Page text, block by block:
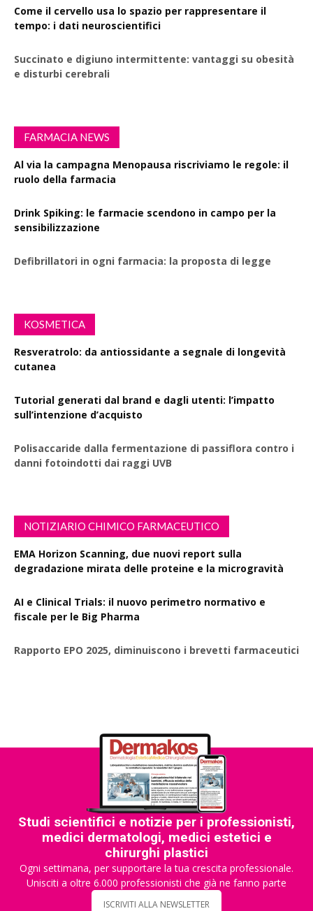
Come il cervello usa lo spazio per rappresentare il
tempo: i dati neuroscientifici
Succinato e digiuno intermittente: vantaggi su obesità
e disturbi cerebrali
FARMACIA NEWS
Al via la campagna Menopausa riscriviamo le regole: il
ruolo della farmacia
Drink Spiking: le farmacie scendono in campo per la
sensibilizzazione
Defibrillatori in ogni farmacia: la proposta di legge
KOSMETICA
Resveratrolo: da antiossidante a segnale di longevità
cutanea
Tutorial generati dal brand e dagli utenti: l’impatto
sull’intenzione d’acquisto
Polisaccaride dalla fermentazione di passiflora contro i
danni fotoindotti dai raggi UVB
NOTIZIARIO CHIMICO FARMACEUTICO
EMA Horizon Scanning, due nuovi report sulla
degradazione mirata delle proteine e la microgravità
AI e Clinical Trials: il nuovo perimetro normativo e
fiscale per le Big Pharma
Rapporto EPO 2025, diminuiscono i brevetti farmaceutici
Studi scientifici e notizie per i professionisti,
medici dermatologi, medici estetici e
chirurghi plastici
Ogni settimana, per supportare la tua crescita professionale.
Unisciti a oltre 6.000 professionisti che già ne fanno parte
ISCRIVITI ALLA NEWSLETTER